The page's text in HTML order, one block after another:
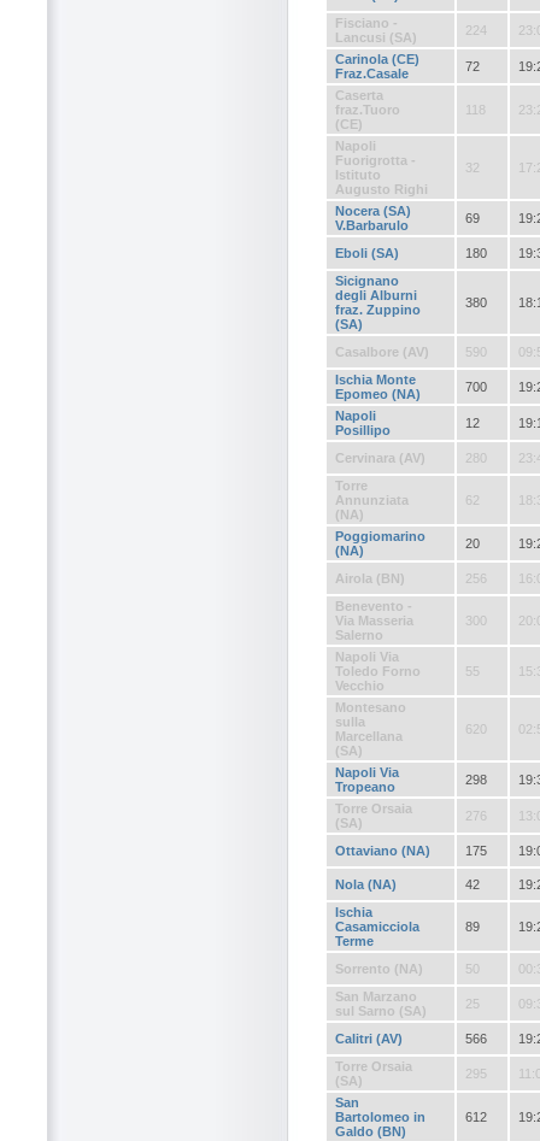
Fisciano -
Lancusi (SA)
224
Carinola (CE)
Fraz.Casale
72
Caserta
fraz.Tuoro
(CE)
118
Napoli
Fuorigrotta -
Istituto
Augusto Righi
32
Nocera (SA)
V.Barbarulo
69
Eboli (SA) 180
Sicignano
degli Alburni
fraz. Zuppino
(SA)
380
Casalbore (AV) 590
Ischia Monte
Epomeo (NA)
700
Napoli
Posillipo
12
Cervinara (AV) 280
Torre
Annunziata
(NA)
62
Poggiomarino
(NA)
20
Airola (BN) 256
Benevento -
Via Masseria
Salerno
300
Napoli Via
Toledo Forno
Vecchio
55
Montesano
sulla
Marcellana
(SA)
620
Napoli Via
Tropeano
298
Torre Orsaia
(SA)
276
Ottaviano (NA) 175
Nola (NA) 42
Ischia
Casamicciola
Terme
89
Sorrento (NA) 50
San Marzano
sul Sarno (SA)
25
Calitri (AV) 566
Torre Orsaia
(SA)
295
San
Bartolomeo in
Galdo (BN)
612